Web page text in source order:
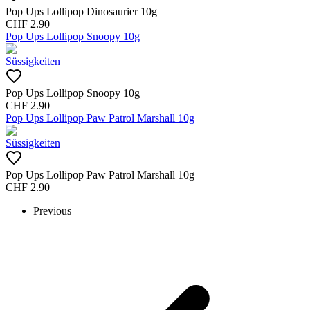
Pop Ups Lollipop Dinosaurier 10g
CHF 2.90
Pop Ups Lollipop Snoopy 10g
Süssigkeiten
Pop Ups Lollipop Snoopy 10g
CHF 2.90
Pop Ups Lollipop Paw Patrol Marshall 10g
Süssigkeiten
Pop Ups Lollipop Paw Patrol Marshall 10g
CHF 2.90
Previous